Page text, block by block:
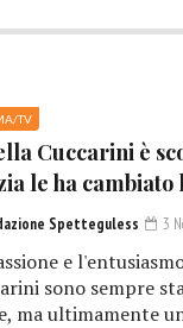
TV
Cuccarini è
le ha
Spetteguless 3
e
sono sempre
ma ultimamente